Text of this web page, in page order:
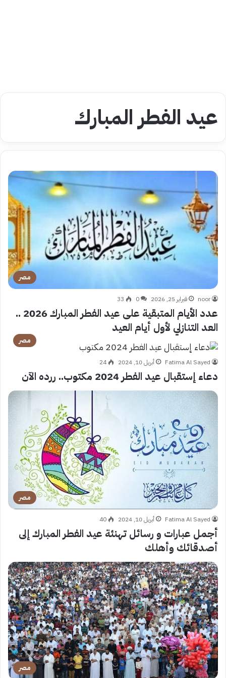
عيد الفطر المبارك
مصر
noor فبراير 25, 2026 0
33
عدد الأيام المتبقية على عيد الفطر المبارك 2026 ..
العد التنازلي لأول أيام العيد
مصر
Fatima Al Sayed أبريل 10, 2024 24
دعاء إستقبال عيد الفطر 2024 مكتوب.. ررده الآن
مصر
Fatima Al Sayed أبريل 10, 2024 40
أجمل عبارات و رسائل تهنئة عيد الفطر المبارك إلى
أصدقائك وأهلك
مصر